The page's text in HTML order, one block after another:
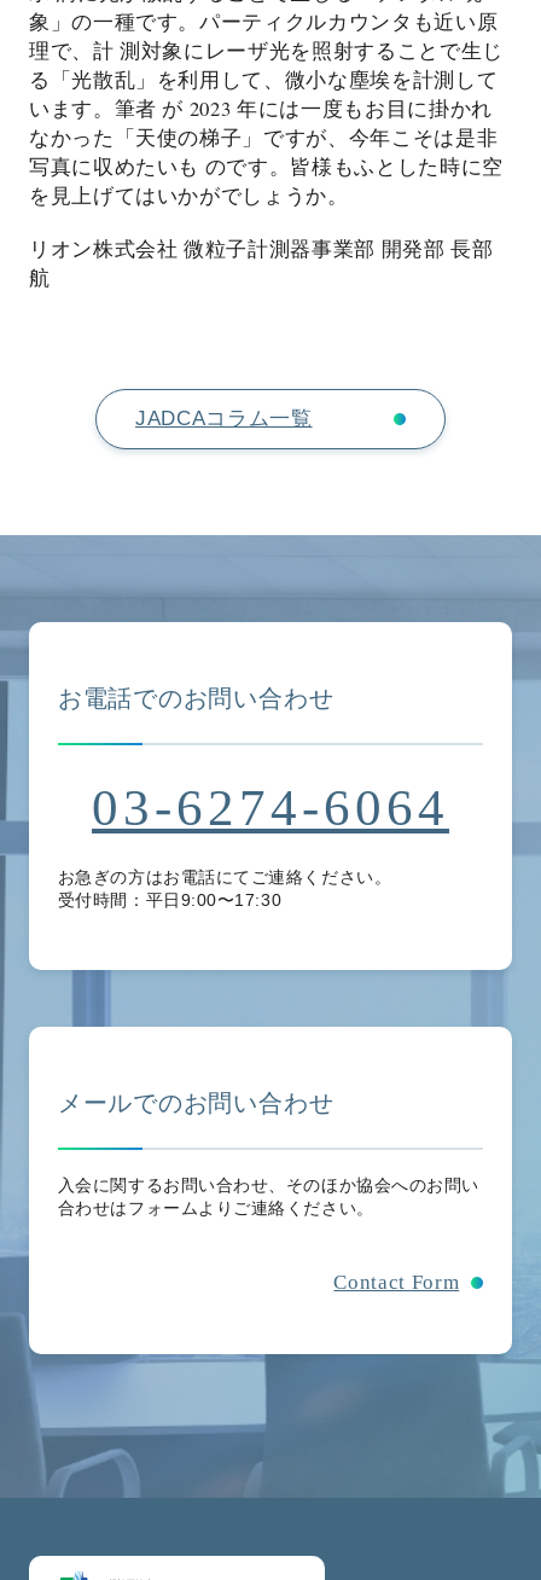
象」の一種です。パーティクルカウンタも近い原
理で、計 測対象にレーザ光を照射することで生じ
る「光散乱」を利用して、微小な塵埃を計測して
います。筆者 が 2023 年には一度もお目に掛かれ
なかった「天使の梯子」ですが、今年こそは是非
写真に収めたいも のです。皆様もふとした時に空
を見上げてはいかがでしょうか。
リオン株式会社 微粒子計測器事業部 開発部 長部
航
JADCAコラム一覧
お電話でのお問い合わせ
03-6274-6064
お急ぎの方はお電話にてご連絡ください。
受付時間：平日9:00〜17:30
メールでのお問い合わせ
入会に関するお問い合わせ、そのほか協会へのお問い
合わせはフォームよりご連絡ください。
Contact Form